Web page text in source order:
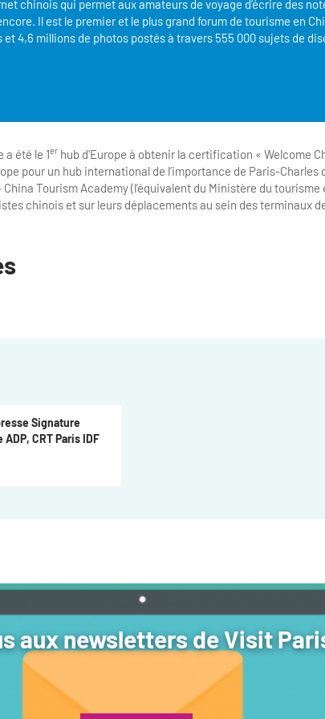
chinois qui permet aux amateurs de voyage d’écrire des
Il est le premier et le plus grand forum de tourisme en
et 4,6 millions de photos postés à travers 555 000 sujets de
a été le 1er hub d'Europe à obtenir la certification « Welcome
pour un hub international de l’importance de Paris-Charles
Tourism Academy (l’équivalent du Ministère du tourisme
chinois et sur leurs déplacements au sein des terminaux de
Signature
CRT Paris IDF
aux newsletters de Visit